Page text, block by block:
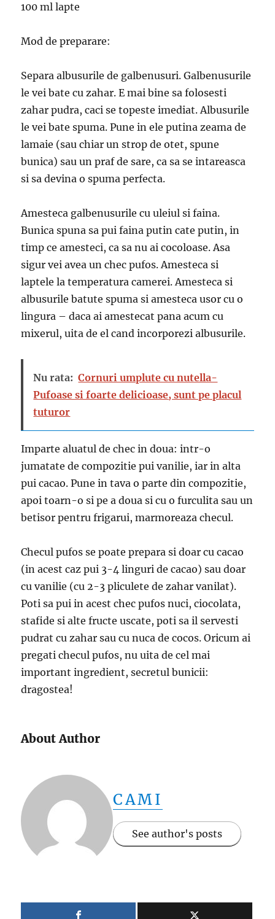
100 ml lapte
Mod de preparare:
Separa albusurile de galbenusuri. Galbenusurile
le vei bate cu zahar. E mai bine sa folosesti
zahar pudra, caci se topeste imediat. Albusurile
le vei bate spuma. Pune in ele putina zeama de
lamaie (sau chiar un strop de otet, spune
bunica) sau un praf de sare, ca sa se intareasca
si sa devina o spuma perfecta.
Amesteca galbenusurile cu uleiul si faina.
Bunica spuna sa pui faina putin cate putin, in
timp ce amesteci, ca sa nu ai cocoloase. Asa
sigur vei avea un chec pufos. Amesteca si
laptele la temperatura camerei. Amesteca si
albusurile batute spuma si amesteca usor cu o
lingura – daca ai amestecat pana acum cu
mixerul, uita de el cand incorporezi albusurile.
Nu rata: Cornuri umplute cu nutella-
Pufoase si foarte delicioase, sunt pe placul
tuturor
Imparte aluatul de chec in doua: intr-o
jumatate de compozitie pui vanilie, iar in alta
pui cacao. Pune in tava o parte din compozitie,
apoi toarn-o si pe a doua si cu o furculita sau un
betisor pentru frigarui, marmoreaza checul.
Checul pufos se poate prepara si doar cu cacao
(in acest caz pui 3-4 linguri de cacao) sau doar
cu vanilie (cu 2-3 pliculete de zahar vanilat).
Poti sa pui in acest chec pufos nuci, ciocolata,
stafide si alte fructe uscate, poti sa il servesti
pudrat cu zahar sau cu nuca de cocos. Oricum ai
pregati checul pufos, nu uita de cel mai
important ingredient, secretul bunicii:
dragostea!
About Author
CAMI
See author's posts